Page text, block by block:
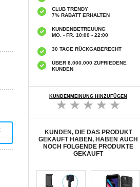
CLUB TRENDY
7% RABATT ERHALTEN
KUNDENBETREUUNG
MO. - FR. 10:00 - 22:00
30 TAGE RÜCKGABERECHT
ÜBER 8.000.000 ZUFRIEDENE
KUNDEN
KUNDENMEINUNG HINZUFÜGEN
KUNDEN, DIE DAS PRODUKT
GEKAUFT HABEN, HABEN AUCH
NOCH FOLGENDE PRODUKTE
GEKAUFT